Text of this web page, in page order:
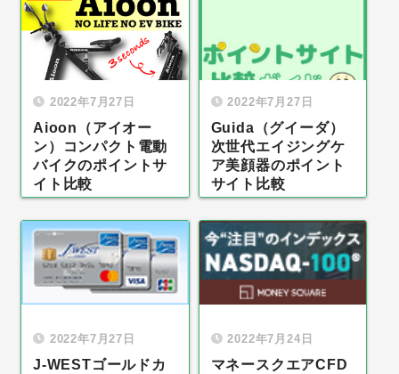
2022年7月27日
Aioon（アイオー
ン）コンパクト電動
バイクのポイントサ
イト比較
2022年7月27日
Guida（グイーダ）
次世代エイジングケ
ア美顔器のポイント
サイト比較
2022年7月27日
J-WESTゴールドカ
2022年7月24日
マネースクエアCFD